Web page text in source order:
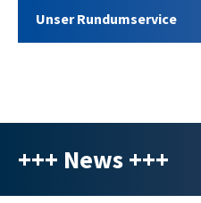
Unser Rundumservice
+++ News +++